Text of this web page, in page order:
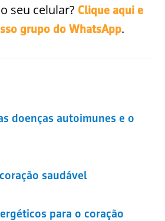
seu celular? Clique aqui e
grupo do WhatsApp.
doenças autoimunes e o
saudável
para o coração